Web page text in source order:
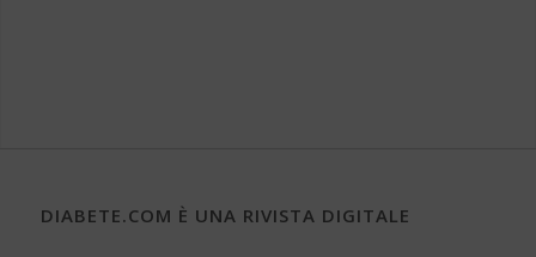
DIABETE.COM È UNA RIVISTA DIGITALE